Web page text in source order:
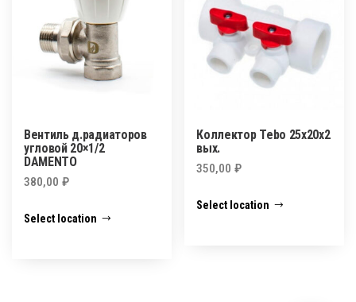
Вентиль д.радиаторов
угловой 20×1/2
DAMENTO
380,00 ₽
Select location
Коллектор Tebo 25x20x2
вых.
350,00₽
Select location